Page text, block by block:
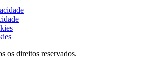
os direitos reservados.